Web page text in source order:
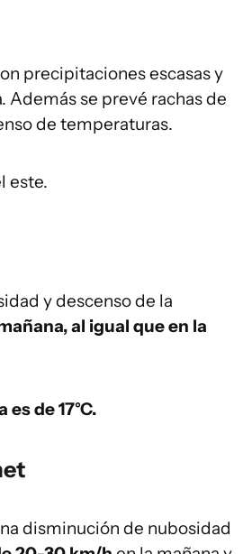
precipitaciones escasas y
Además se prevé rachas de
de temperaturas.
este.
y descenso de la
al igual que en la
es de 17°C.
disminución de nubosidad